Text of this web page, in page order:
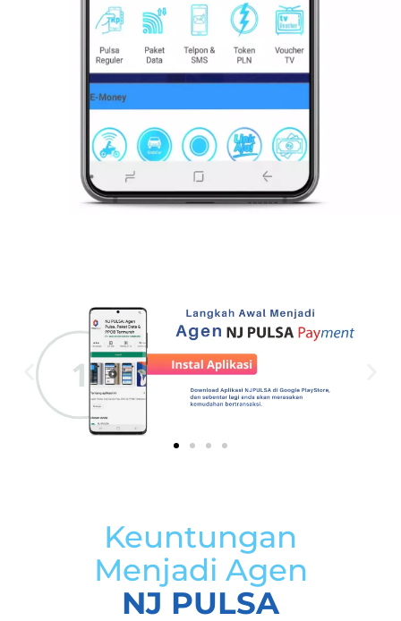
Keuntungan
Menjadi Agen
NJ PULSA